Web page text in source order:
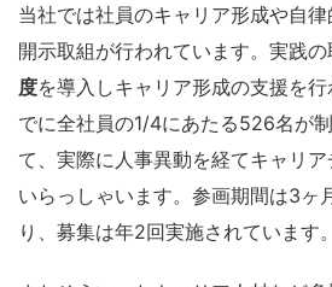
当社では社員のキャリア形成や自律
開示取組が行われています。実践の
度を導入しキャリア形成の支援を
でに全社員の1/4にあたる526名が
て、実際に人事異動を経てキャリ
いらっしゃいます。参画期間は3ヶ
り、募集は年2回実施されています。